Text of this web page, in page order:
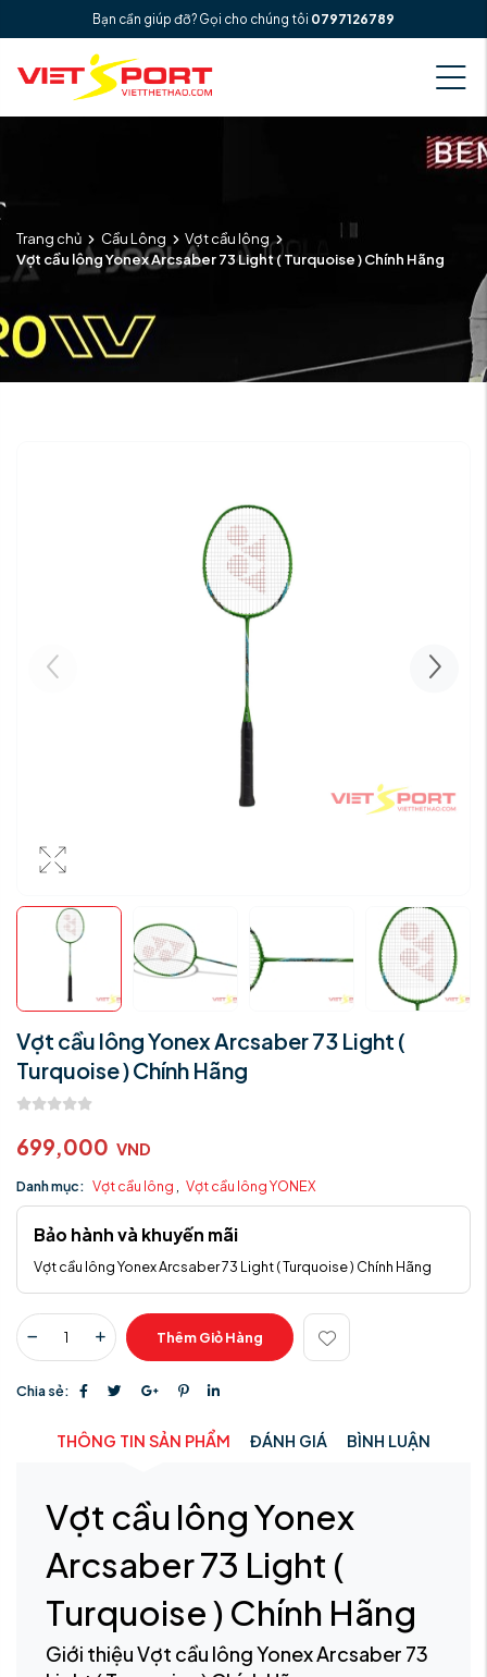
Bạn cần giúp đỡ? Gọi cho chúng tôi 0797126789
Trang chủ Cầu Lông
Vợt cầu lông
Vợt cầu lông Yonex Arcsaber 73 Light ( Turquoise ) Chính Hãng
Vợt cầu lông Yonex Arcsaber 73 Light (
Turquoise ) Chính Hãng
699,000 VND
Danh mục: Vợt cầu lông , Vợt cầu lông YONEX
Bảo hành và khuyến mãi
Vợt cầu lông Yonex Arcsaber 73 Light ( Turquoise ) Chính Hãng
Thêm Giỏ Hàng
Chia sẻ:
THÔNG TIN SẢN PHẨM ĐÁNH GIÁ BÌNH LUẬN
Vợt cầu lông Yonex
Arcsaber 73 Light (
Turquoise ) Chính Hãng
Giới thiệu Vợt cầu lông Yonex Arcsaber 73